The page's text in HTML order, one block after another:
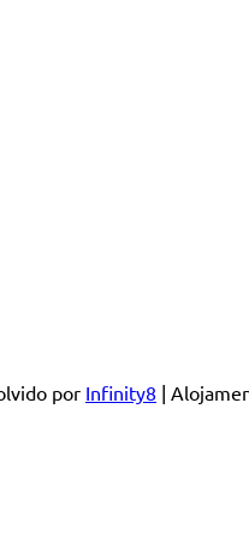
por Infinity8 |